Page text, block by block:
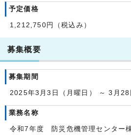
予定価格
1,212,750円（税込み）
募集概要
募集期間
2025年3月3日（月曜日） ～ 3月28
業務名称
令和7年度 防災危機管理センター